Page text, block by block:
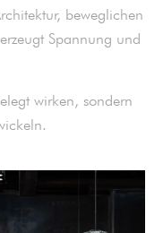
beweglichen
Spannung und
wirken, sondern